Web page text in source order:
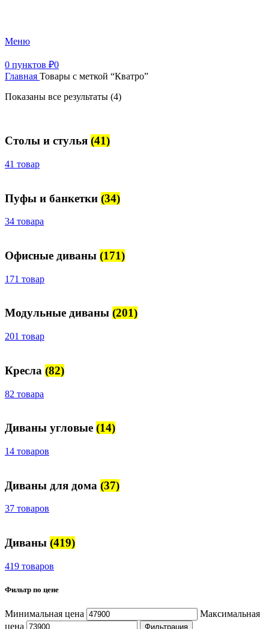
Меню
0 пунктов ₽0
Главная Товары с меткой “Кватро”
Показаны все результаты (4)
Столы и стулья (41)
41 товар
Пуфы и банкетки (34)
34 товара
Офисные диваны (171)
171 товар
Модульные диваны (201)
201 товар
Кресла (82)
82 товара
Диваны угловые (14)
14 товаров
Диваны для дома (37)
37 товаров
Диваны (419)
419 товаров
Фильтр по цене
Минимальная цена
Максимальная
цена
Фильтрация